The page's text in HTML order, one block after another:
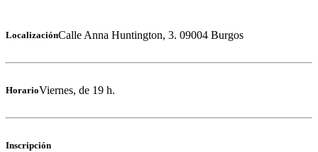
LocalizaciónCalle Anna Huntington, 3. 09004 Burgos
HorarioViernes, de 19 h.
Inscripción